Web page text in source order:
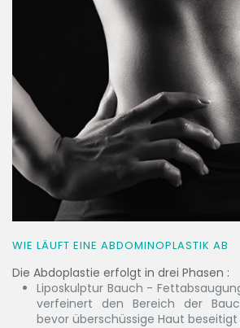
WIE LÄUFT EINE ABDOMINOPLASTIK AB
Die Abdoplastie erfolgt in drei Phasen :
Liposkulptur Bauch -
verfeinert den Bereich der
bevor überschüssige Haut beseitigt